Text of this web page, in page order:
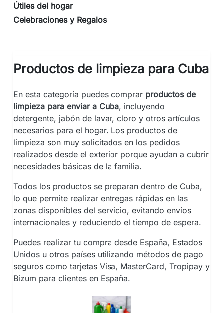
Útiles del hogar
Celebraciones y Regalos
Productos de limpieza para Cuba
En esta categoría puedes comprar productos de
limpieza para enviar a Cuba, incluyendo
detergente, jabón de lavar, cloro y otros artículos
necesarios para el hogar. Los productos de
limpieza son muy solicitados en los pedidos
realizados desde el exterior porque ayudan a cubrir
necesidades básicas de la familia.
Todos los productos se preparan dentro de Cuba,
lo que permite realizar entregas rápidas en las
zonas disponibles del servicio, evitando envíos
internacionales y reduciendo el tiempo de espera.
Puedes realizar tu compra desde España, Estados
Unidos u otros países utilizando métodos de pago
seguros como tarjetas Visa, MasterCard, Tropipay y
Bizum para clientes en España.